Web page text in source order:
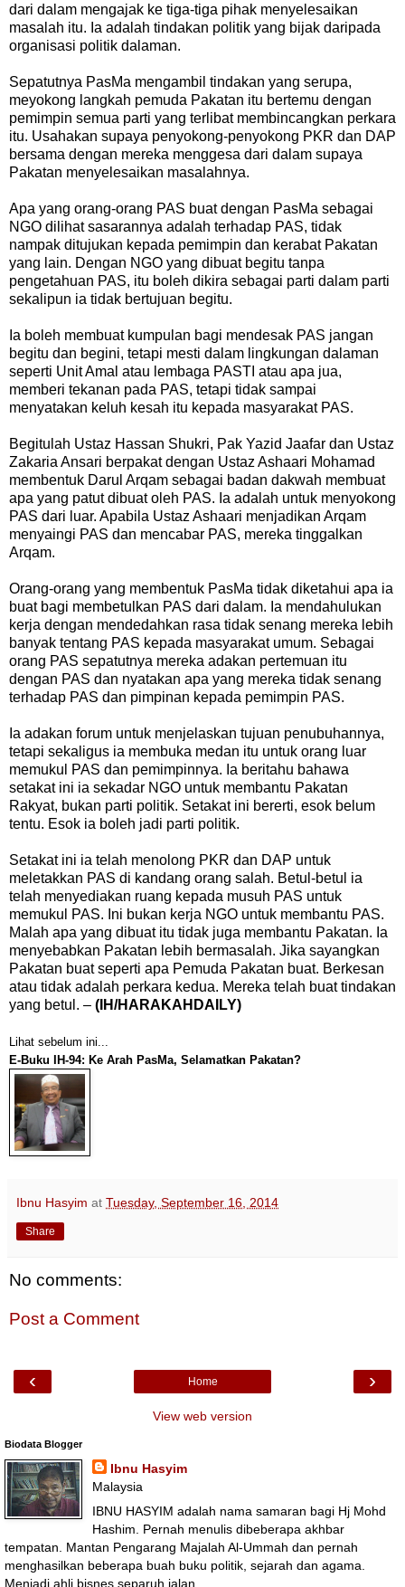
dari dalam mengajak ke tiga-tiga pihak menyelesaikan
masalah itu. Ia adalah tindakan politik yang bijak daripada
organisasi politik dalaman.
Sepatutnya PasMa mengambil tindakan yang serupa,
meyokong langkah pemuda Pakatan itu bertemu dengan
pemimpin semua parti yang terlibat membincangkan perkara
itu. Usahakan supaya penyokong-penyokong PKR dan DAP
bersama dengan mereka menggesa dari dalam supaya
Pakatan menyelesaikan masalahnya.
Apa yang orang-orang PAS buat dengan PasMa sebagai
NGO dilihat sasarannya adalah terhadap PAS, tidak
nampak ditujukan kepada pemimpin dan kerabat Pakatan
yang lain. Dengan NGO yang dibuat begitu tanpa
pengetahuan PAS, itu boleh dikira sebagai parti dalam parti
sekalipun ia tidak bertujuan begitu.
Ia boleh membuat kumpulan bagi mendesak PAS jangan
begitu dan begini, tetapi mesti dalam lingkungan dalaman
seperti Unit Amal atau lembaga PASTI atau apa jua,
memberi tekanan pada PAS, tetapi tidak sampai
menyatakan keluh kesah itu kepada masyarakat PAS.
Begitulah Ustaz Hassan Shukri, Pak Yazid Jaafar dan Ustaz
Zakaria Ansari berpakat dengan Ustaz Ashaari Mohamad
membentuk Darul Arqam sebagai badan dakwah membuat
apa yang patut dibuat oleh PAS. Ia adalah untuk menyokong
PAS dari luar. Apabila Ustaz Ashaari menjadikan Arqam
menyaingi PAS dan mencabar PAS, mereka tinggalkan
Arqam.
Orang-orang yang membentuk PasMa tidak diketahui apa ia
buat bagi membetulkan PAS dari dalam. Ia mendahulukan
kerja dengan mendedahkan rasa tidak senang mereka lebih
banyak tentang PAS kepada masyarakat umum. Sebagai
orang PAS sepatutnya mereka adakan pertemuan itu
dengan PAS dan nyatakan apa yang mereka tidak senang
terhadap PAS dan pimpinan kepada pemimpin PAS.
Ia adakan forum untuk menjelaskan tujuan penubuhannya,
tetapi sekaligus ia membuka medan itu untuk orang luar
memukul PAS dan pemimpinnya. Ia beritahu bahawa
setakat ini ia sekadar NGO untuk membantu Pakatan
Rakyat, bukan parti politik. Setakat ini bererti, esok belum
tentu. Esok ia boleh jadi parti politik.
Setakat ini ia telah menolong PKR dan DAP untuk
meletakkan PAS di kandang orang salah. Betul-betul ia
telah menyediakan ruang kepada musuh PAS untuk
memukul PAS. Ini bukan kerja NGO untuk membantu PAS.
Malah apa yang dibuat itu tidak juga membantu Pakatan. Ia
menyebabkan Pakatan lebih bermasalah. Jika sayangkan
Pakatan buat seperti apa Pemuda Pakatan buat. Berkesan
atau tidak adalah perkara kedua. Mereka telah buat tindakan
yang betul. – (IH/HARAKAHDAILY)
Lihat sebelum ini...
E-Buku IH-94: Ke Arah PasMa, Selamatkan Pakatan?
Ibnu Hasyim at Tuesday, September 16, 2014
Share
No comments:
Post a Comment
‹ ›
Home
View web version
Biodata Blogger
Ibnu Hasyim
Malaysia
IBNU HASYIM adalah nama samaran bagi Hj Mohd
Hashim. Pernah menulis dibeberapa akhbar
tempatan. Mantan Pengarang Majalah Al-Ummah dan pernah
menghasilkan beberapa buah buku politik, sejarah dan agama.
Menjadi ahli bisnes separuh jalan..